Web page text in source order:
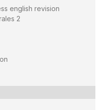
english revision
2